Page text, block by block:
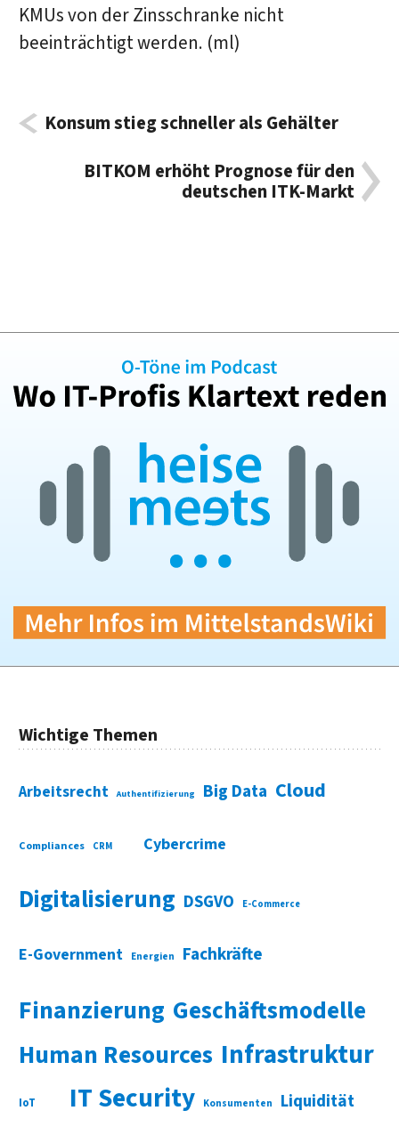
KMUs von der Zinsschranke nicht
beeinträchtigt werden. (ml)
Konsum stieg schneller als Gehälter
BITKOM erhöht Prognose für den
deutschen ITK-Markt
Wichtige Themen
Arbeitsrecht Authentifizierung Big Data Cloud
Compliances CRM Cybercrime
Digitalisierung DSGVO E-Commerce
E-Government Energien Fachkräfte
Finanzierung Geschäftsmodelle
Human Resources Infrastruktur
IoT IT Security Konsumenten Liquidität